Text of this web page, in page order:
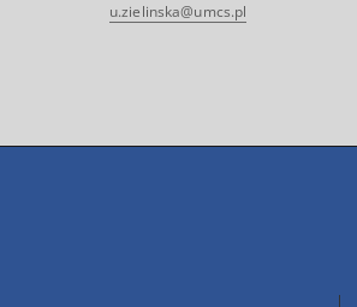
u.zielinska@umcs.pl